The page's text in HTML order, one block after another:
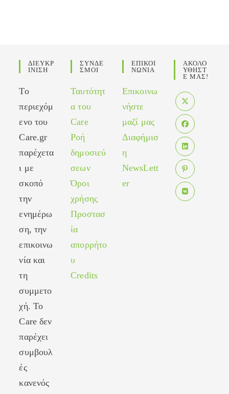
ΔΙΕΥΚΡ
ΙΝΙΣΗ
Το
περιεχόμ
ενο του
Care.gr
παρέχετα
ι με
σκοπό
την
ενημέρω
ση, την
επικοινω
νία και
τη
συμμετο
χή. Το
Care δεν
παρέχει
συμβουλ
ές
κανενός
ΣΥΝΔΕ
ΣΜΟΙ
Ταυτότητ
α του
Care
Ροή
δημοσιεύ
σεων
Όροι
χρήσης
Προστασ
ία
απορρήτο
υ
Credits
ΕΠΙΚΟΙ
ΝΩΝΙΑ
Επικοινω
νήστε
μαζί μας
Διαφήμισ
η
NewsLett
er
ΑΚΟΛΟ
ΥΘΗΣΤ
Ε ΜΑΣ!
Opens
in
a
new
tab
Opens
in
a
new
tab
Opens
in
a
new
Opens
in